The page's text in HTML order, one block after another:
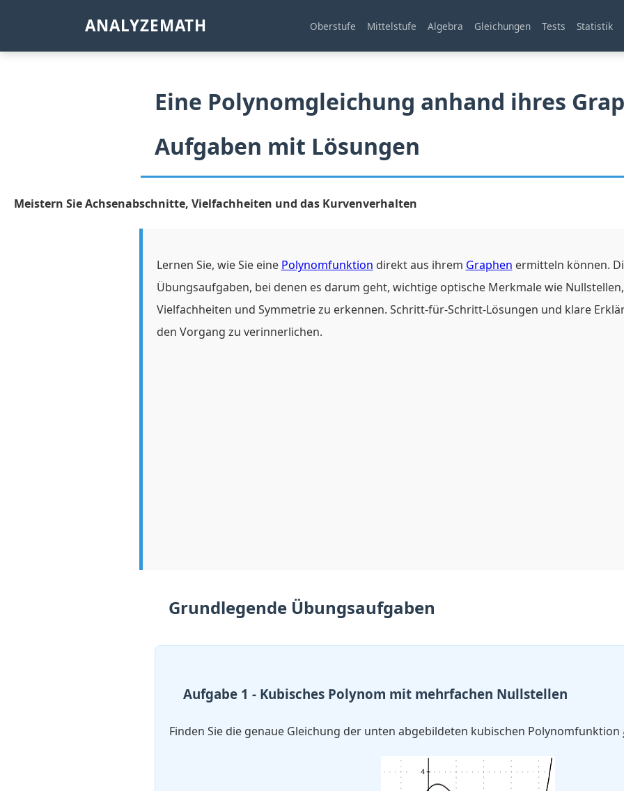
ANALYZEMATH Oberstufe Mittelstufe Algebra Gleichungen Tests Statistik
Eine Polynomgleichung anhand ihres
Aufgaben mit Lösungen
Meistern Sie Achsenabschnitte, Vielfachheiten und das Kurvenverhalten
Lernen Sie, wie Sie eine Polynomfunktion direkt aus ihrem Graphen ermitteln können.
Übungsaufgaben, bei denen es darum geht, wichtige optische Merkmale wie
Vielfachheiten und Symmetrie zu erkennen. Schritt-für-Schritt-Lösungen und klare
den Vorgang zu verinnerlichen.
Grundlegende Übungsaufgaben
Aufgabe 1 - Kubisches Polynom mit mehrfachen Nullstellen
Finden Sie die genaue Gleichung der unten abgebildeten kubischen Polynomfunktion